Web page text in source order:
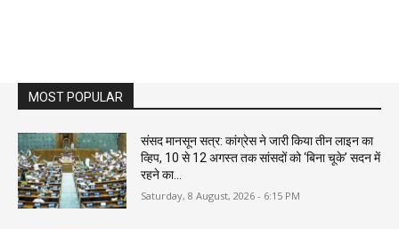
MOST POPULAR
संसद मानसून सत्र: कांग्रेस ने जारी किया तीन लाइन का
व्हिप, 10 से 12 अगस्त तक सांसदों को ‘बिना चूके’ सदन में
रहने का...
Saturday, 8 August, 2026 - 6:15 PM